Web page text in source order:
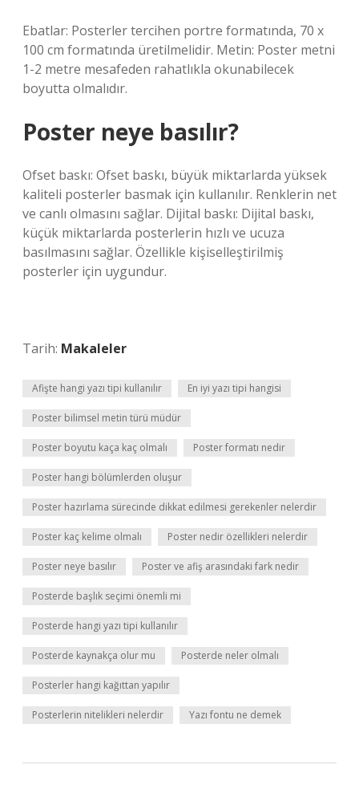
Ebatlar: Posterler tercihen portre formatında, 70 x
100 cm formatında üretilmelidir. Metin: Poster metni
1-2 metre mesafeden rahatlıkla okunabilecek
boyutta olmalıdır.
Poster neye basılır?
Ofset baskı: Ofset baskı, büyük miktarlarda yüksek
kaliteli posterler basmak için kullanılır. Renklerin net
ve canlı olmasını sağlar. Dijital baskı: Dijital baskı,
küçük miktarlarda posterlerin hızlı ve ucuza
basılmasını sağlar. Özellikle kişiselleştirilmiş
posterler için uygundur.
Tarih: Makaleler
Afişte hangi yazı tipi kullanılır En iyi yazı tipi hangisi
Poster bilimsel metin türü müdür
Poster boyutu kaça kaç olmalı Poster formatı nedir
Poster hangi bölümlerden oluşur
Poster hazırlama sürecinde dikkat edilmesi gerekenler nelerdir
Poster kaç kelime olmalı Poster nedir özellikleri nelerdir
Poster neye basılır Poster ve afiş arasındaki fark nedir
Posterde başlık seçimi önemli mi
Posterde hangi yazı tipi kullanılır
Posterde kaynakça olur mu Posterde neler olmalı
Posterler hangi kağıttan yapılır
Posterlerin nitelikleri nelerdir Yazı fontu ne demek